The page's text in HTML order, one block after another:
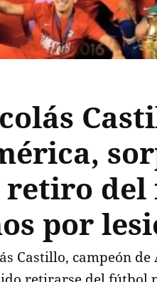
retiro del
por
Castillo, campeón